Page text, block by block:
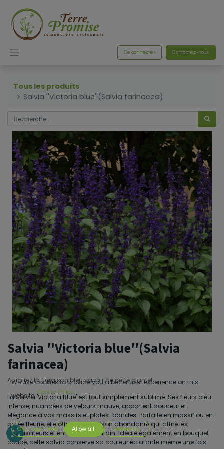
Se connecter Contactez-nous
Tous les produits
Salvia ''Victoria blue''(Salvia farinacea)
Salvia ''Victoria blue''(Salvia
farinacea)
Admirez la floraison bleu saphir de cette plante!
La Salvia 'Victoria Blue' est tout simplement sublime. Ses fleurs bleu
intense, nuancées de velours mauve, apportent douceur et
élégance à vos massifs et plates-bandes. Parfaite en massif ou en
potée fleurie, elle offre une floraison abondante qui attire les
pollinisateurs et enrichit votre jardin. Idéale également en bouquet
coupé, cette salvia conserve sa couleur éclatante même une fois
We use cookies to provide you a better user experience on this
website. Cookie Policy
Only essentials Allow all Customize